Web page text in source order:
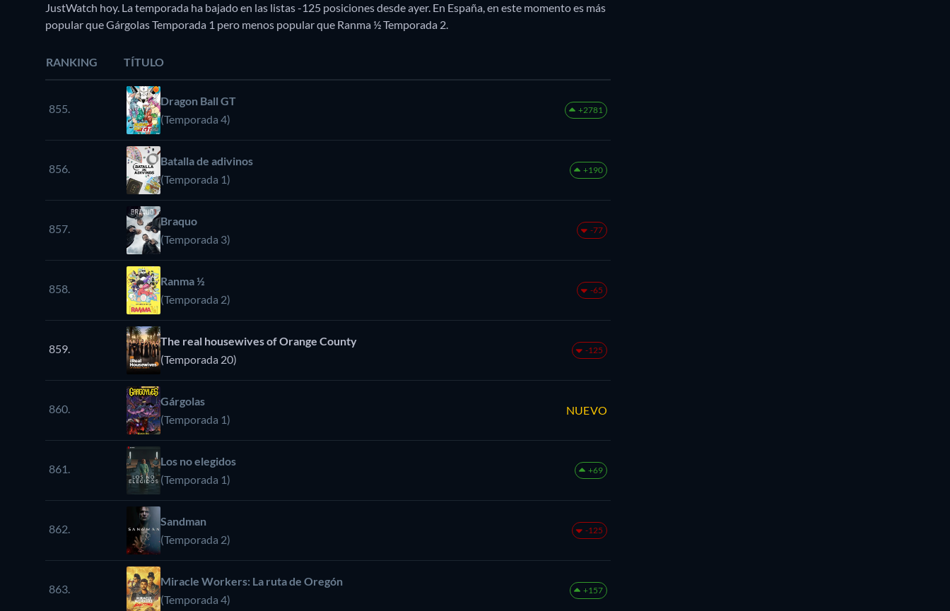
JustWatch hoy. La temporada ha bajado en las listas -125 posiciones desde ayer. En España, en este momento es más
popular que Gárgolas Temporada 1 pero menos popular que Ranma ½ Temporada 2.
RANKING TÍTULO
855.
Dragon Ball GT
(Temporada 4)
+2781
856.
Batalla de adivinos
(Temporada 1)
+190
857.
Braquo
(Temporada 3)
-77
858.
Ranma ½
(Temporada 2)
-65
859.
The real housewives of Orange County
(Temporada 20)
-125
860.
Gárgolas
(Temporada 1)
NUEVO
861.
Los no elegidos
(Temporada 1)
+69
862.
Sandman
(Temporada 2)
-125
863.
Miracle Workers: La ruta de Oregón
(Temporada 4)
+157